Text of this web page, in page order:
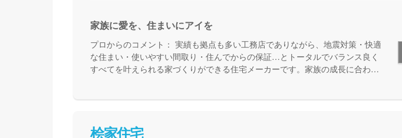
家族に愛を、住まいにアイを
プロからのコメント： 実績も拠点も多い工務店でありながら、地震対策・快適
な住まい・使いやすい間取り・住んでからの保証…とトータルでバランス良く
すべてを叶えられる家づくりができる住宅メーカーです。家族の成長に合わせ
桧家住宅